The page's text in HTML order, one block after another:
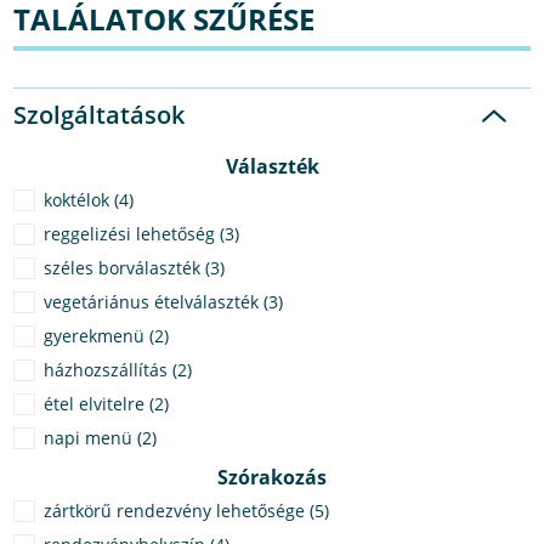
TALÁLATOK SZŰRÉSE
Szolgáltatások
Választék
koktélok (4)
reggelizési lehetőség (3)
széles borválaszték (3)
vegetáriánus ételválaszték (3)
gyerekmenü (2)
házhozszállítás (2)
étel elvitelre (2)
napi menü (2)
Szórakozás
zártkörű rendezvény lehetősége (5)